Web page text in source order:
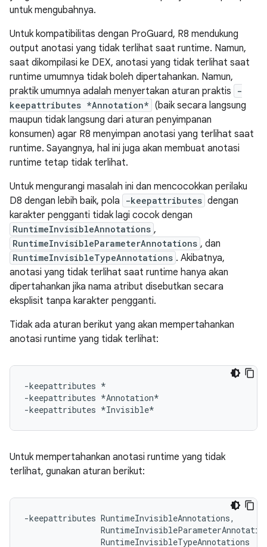
untuk mengubahnya.
Untuk kompatibilitas dengan ProGuard, R8 mendukung
output anotasi yang tidak terlihat saat runtime. Namun,
saat dikompilasi ke DEX, anotasi yang tidak terlihat saat
runtime umumnya tidak boleh dipertahankan. Namun,
praktik umumnya adalah menyertakan aturan praktis
-
keepattributes *Annotation* (baik secara langsung
maupun tidak langsung dari aturan penyimpanan
konsumen) agar R8 menyimpan anotasi yang terlihat saat
runtime. Sayangnya, hal ini juga akan membuat anotasi
runtime tetap tidak terlihat.
Untuk mengurangi masalah ini dan mencocokkan perilaku
D8 dengan lebih baik, pola
-keepattributes dengan
karakter pengganti tidak lagi cocok dengan
RuntimeInvisibleAnnotations ,
RuntimeInvisibleParameterAnnotations , dan
RuntimeInvisibleTypeAnnotations . Akibatnya,
anotasi yang tidak terlihat saat runtime hanya akan
dipertahankan jika nama atribut disebutkan secara
eksplisit tanpa karakter pengganti.
Tidak ada aturan berikut yang akan mempertahankan
anotasi runtime yang tidak terlihat:
-keepattributes *
-keepattributes *Annotation*
Untuk mempertahankan anotasi runtime yang tidak
terlihat, gunakan aturan berikut:
-keepattributes RuntimeInvisibleAnnotations,